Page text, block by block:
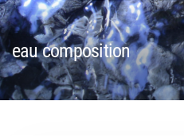
eau composition